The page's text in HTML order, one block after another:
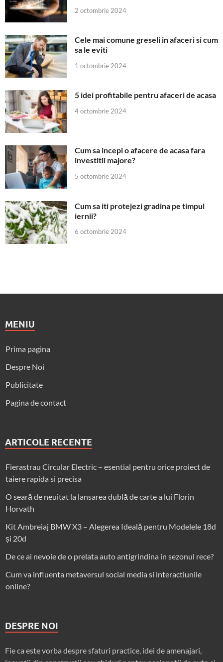
2 octombrie 2024
Cele mai comune greseli in afaceri si cum
sa le eviti
1 octombrie 2024
5 idei profitabile pentru afaceri de acasa
4 octombrie 2024
Cum sa incepi o afacere de acasa fara
investitii majore?
5 octombrie 2024
Cum sa iti protejezi gradina pe timpul
iernii?
6 octombrie 2024
MENIU
Prima pagina
Despre Noi
Publicitate
Pagina de contact
ARTICOLE RECENTE
Fierastrau Circular Electric – esential pentru orice proiect de
taiere rapida si precisa
O seară de neuitat la lansarea dublă de carte a lui Florin
Horvath
Kit Ambreiaj BMW X3 – Alegerea Ideală pentru Modelele 18d
și 20d
De ce ai nevoie de o prelata auto antigrindina in sezonul rece?
Cum va influenta metaversul social media si interactiunile
online?
DESPRE NOI
Fie ca este vorba despre sfaturi practice, idei de amenajari,